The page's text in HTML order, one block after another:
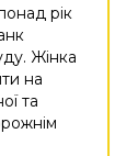
рік
Жінка
на
та